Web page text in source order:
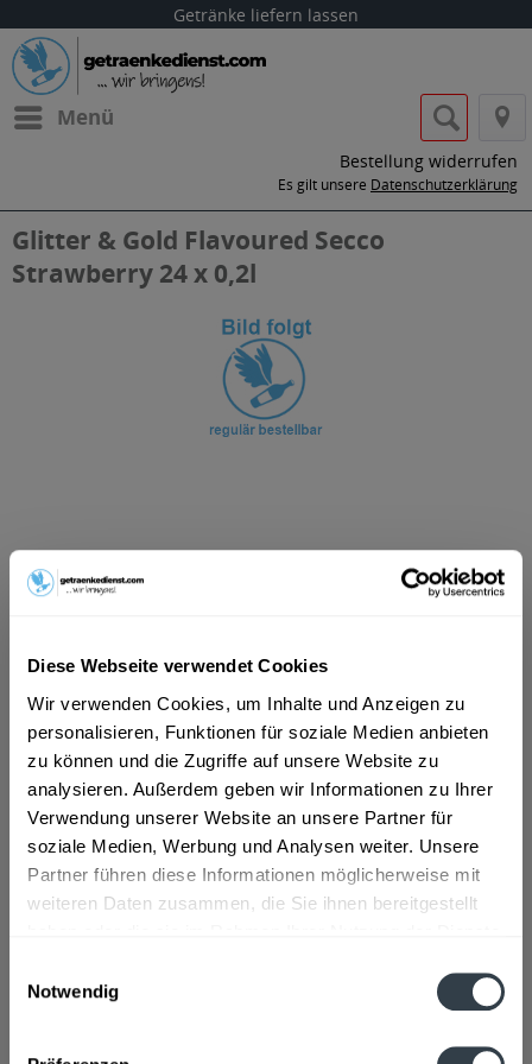
Diese Webseite verwendet Cookies
Wir verwenden Cookies, um Inhalte und Anzeigen zu
personalisieren, Funktionen für soziale Medien anbieten
zu können und die Zugriffe auf unsere Website zu
analysieren. Außerdem geben wir Informationen zu Ihrer
Verwendung unserer Website an unsere Partner für
soziale Medien, Werbung und Analysen weiter. Unsere
Partner führen diese Informationen möglicherweise mit
weiteren Daten zusammen, die Sie ihnen bereitgestellt
Notwendig
Getränke liefern lassen
Menü
Bestellung widerrufen
Es gilt unsere Datenschutzerklärung
Glitter & Gold Flavoured Secco
Strawberry 24 x 0,2l
ab 56,19 € *
Vorrätig
In denWarenkorb
Artikel-Nr.:
26088
Verfügbar in:
Beschreibung
mehr